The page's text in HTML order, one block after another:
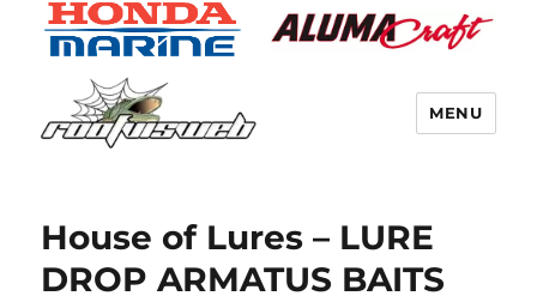
MENU
House of Lures – LURE
DROP ARMATUS BAITS